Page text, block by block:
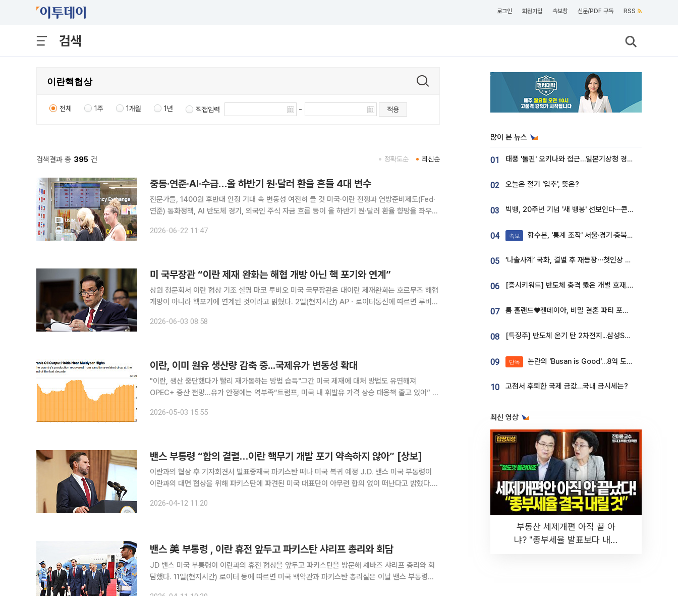
로그인 회원가입 속보창 신문/PDF 구독 RSS
검색
전체 1주 1개월 1년 직접입력 ~ 적용
검색결과 총 395 건 최신순
정확도순
중동·연준·AI·수급…올 하반기 원·달러 환율 흔들 4대 변수
전문가들, 1400원 후반대 안정 기대 속 변동성 여전히 클 것 미국·이란 전쟁과 연방준비제도(Fed·
연준) 통화정책, AI 반도체 경기, 외국인 주식 자금 흐름 등이 올 하반기 원·달러 환율 향방을 좌우할
준 금리인상이 현실화하지 않는다면 원·달러 환율이 점
2026-06-22 11:47
미 국무장관 “이란 제재 완화는 해협 개방 아닌 핵 포기와 연계”
상원 청문회서 이란 협상 기조 설명 마코 루비오 미국 국무장관은 대이란 제재완화는 호르무즈 해협
개방이 아니라 핵포기에 연계된 것이라고 밝혔다. 2일(현지시간) APㆍ로이터통신에 따르면 루비오
재개방을 대가로 이란에 제재 완화를 제안한 적이 없으며, 모든
2026-06-03 08:58
이란, 이미 원유 생산량 감축 중...국제유가 변동성 확대
"이란, 생산 중단했다가 빨리 재가동하는 방법 습득"그간 미국 제재에 대처 방법도 유연해져
OPEC+ 증산 전망…유가 안정에는 역부족“트럼프, 미국 내 휘발유 가격 상승 대응책 줄고 있어” 이
대될 전망이다. 미국의 해협 통제와 공급 차질 우려가 겹치며 글로벌 원유 시
2026-05-03 15:55
밴스 부통령 “합의 결렬…이란 핵무기 개발 포기 약속하지 않아” [상보]
이란과의 협상 후 기자회견서 발표중재국 파키스탄 떠나 미국 복귀 예정 J.D. 밴스 미국 부통령이
이란과의 대면 협상을 위해 파키스탄에 파견된 미국 대표단이 아무런 합의 없이 떠난다고 밝혔다.
특히 이란이 핵무기를 개발하지 않겠다는 의지를 보여주지 않았다고
2026-04-12 11:20
밴스 美 부통령 , 이란 휴전 앞두고 파키스탄 샤리프 총리와 회담
JD 밴스 미국 부통령이 이란과의 휴전 협상을 앞두고 파키스탄을 방문해 셰바즈 샤리프 총리와 회
담했다. 11일(현지시간) 로이터 등에 따르면 미국 백악관과 파키스탄 총리실은 이날 밴스 부통령과
많이 본 뉴스
01 태풍 '돌핀' 오키나와 접근…일본기상청 경로 업데이트
02 오늘은 절기 '입추', 뜻은?
03 빅뱅, 20주년 기념 '새 뱅봉' 선보인다⋯콘서트 앞두고 팝업 개최
04 속보 합수본, '통계 조작' 서울·경기·충북 선관위 등 추가 압수수색
05 ‘나솔사계’ 국화, 결별 후 재등장⋯첫인상 투표 휩쓸고 ‘인기녀’ 등극
06 [증시키워드] 반도체 충격 뚫은 개별 호재...포스코퓨처엠·에코프로·한화솔루션 '눈길'
07 톰 홀랜드♥젠데이아, 비밀 결혼 파티 포착⋯호텔 대관비만 9억
08 [특징주] 반도체 온기 탄 2차전지...삼성SDI, 장 초반 7% 넘게 껑충
09 단독 논란의 'Busan is Good'…8억 도시브랜드, 용산 대통령실 CI 업체가 수행
10 고점서 후퇴한 국제 금값…국내 금시세는?
최신 영상
부동산 세제개편 아직 끝 아
냐? "종부세율 발표보다 내릴